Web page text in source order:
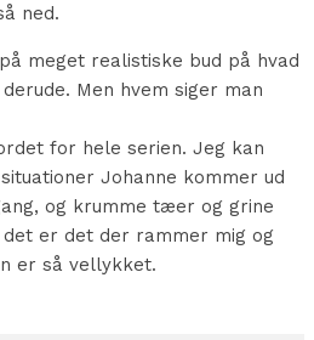
ned.
meget realistiske bud på hvad
Men hvem siger man
for hele serien. Jeg kan
Johanne kommer ud
og krumme tæer og grine
det er det der rammer mig og
er så vellykket.